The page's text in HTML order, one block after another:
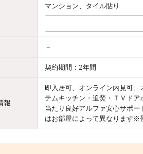
マンション、タイル貼り
－
契約期間：2年間
報
即入居可、オンライン内見可
テムキッチン・追焚・ＴＶド
当たり良好アルファ安心サポ
はお部屋によって異なります※